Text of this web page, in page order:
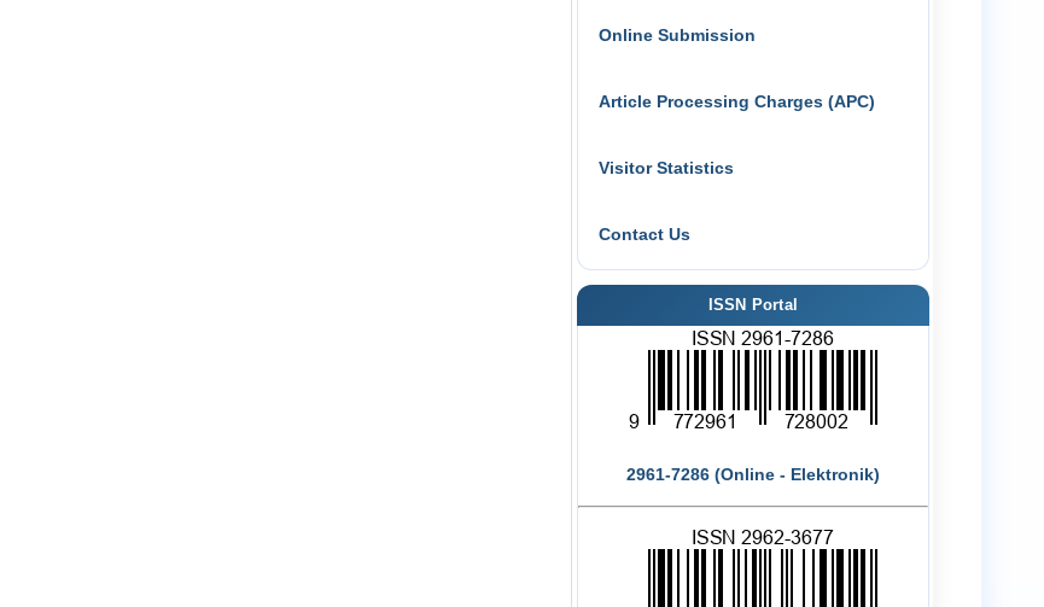
Online Submission
Article Processing Charges (APC)
Visitor Statistics
Contact Us
ISSN Portal
2961-7286 (Online - Elektronik)